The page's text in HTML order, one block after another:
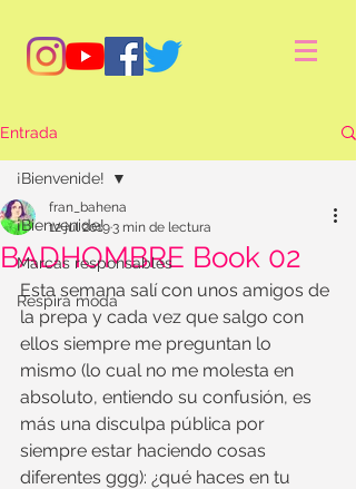
Entrada
¡Bienvenide!
Marcas responsables
Respira moda
¡Bienvenide!
BADHOMBRE Book 02
fran_bahena
12 jul 20193 min de lectura
Esta semana salí con unos amigos de
la prepa y cada vez que salgo con
ellos siempre me preguntan lo
mismo (lo cual no me molesta en
absoluto, entiendo su confusión, es
más una disculpa pública por
siempre estar haciendo cosas
diferentes ggg): ¿qué haces en tu